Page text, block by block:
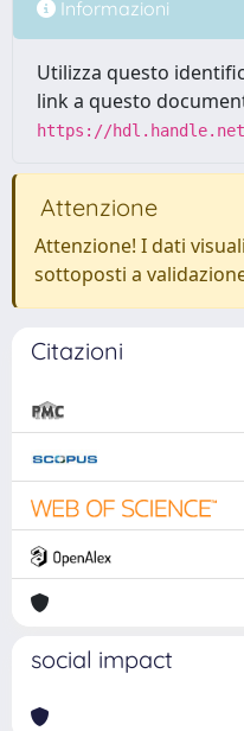
Informazioni
Utilizza questo
link a questo
https://hdl.handle.net/
Attenzione
Attenzione! I dati
sottoposti a
Citazioni
social impact